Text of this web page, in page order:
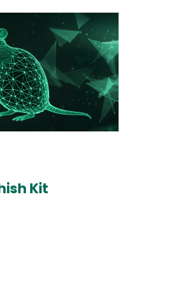
Kit